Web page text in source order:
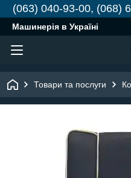
(063) 040-93-00, (068)
Машинерія в Україні
Товари та послуги